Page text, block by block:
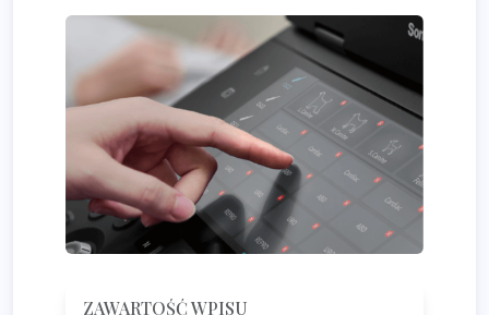
ZAWARTOŚĆ WPISU